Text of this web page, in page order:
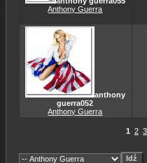
Anthony Guerra
anthony
guerra052
Anthony Guerra
1 2 3